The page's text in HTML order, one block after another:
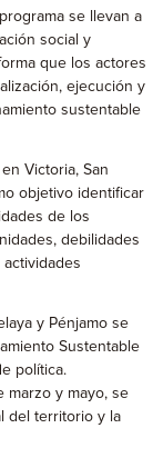
se llevan a
social y
que los actores
ejecución y
sustentable
Victoria, San
objetivo identificar
de los
debilidades
y Pénjamo se
Sustentable
política.
marzo y mayo, se
del territorio y la